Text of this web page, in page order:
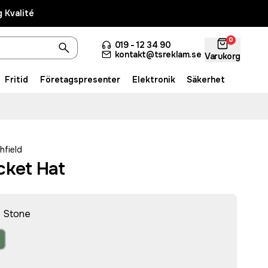
Kvalité
019 - 12 34 90
kontakt@tsreklam.se
0
Varukorg
Fritid Företagspresenter Elektronik Säkerhet
Hat
Stone